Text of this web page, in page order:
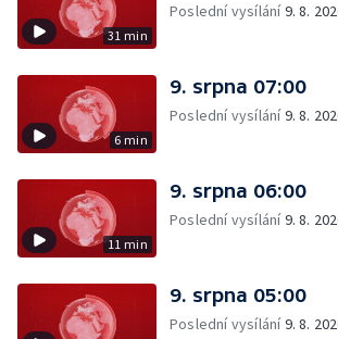
31 min
Poslední vysílání9. 8.
6 min
9. srpna 07:00
Poslední vysílání9. 8.
11 min
9. srpna 06:00
Poslední vysílání9. 8.
9. srpna 05:00
Poslední vysílání9. 8.